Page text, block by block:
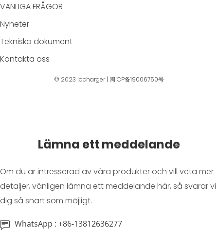
VANLIGA FRÅGOR
Nyheter
Tekniska dokument
Kontakta oss
© 2023 iocharger| 闽ICP备19006750号
Lämna ett meddelande
Om du är intresserad av våra produkter och vill veta mer
detaljer, vänligen lämna ett meddelande här, så svarar vi
dig så snart som möjligt.
WhatsApp : +86-13812636277